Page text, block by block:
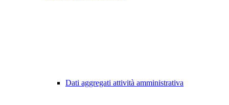
Dati aggregati attività amministrativa